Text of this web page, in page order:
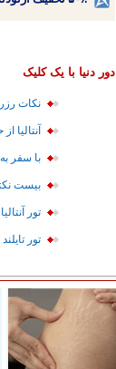
دور دنیا با یک کلیک
نکات
آنتالیا
با سفر
بیست
تور
تور